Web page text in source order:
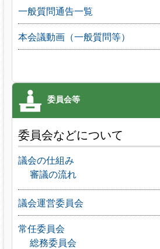
一般質問通告一覧
本会議動画（一般質問等）
委員会などについて
議会の仕組み
審議の流れ
議会運営委員会
常任委員会
総務委員会